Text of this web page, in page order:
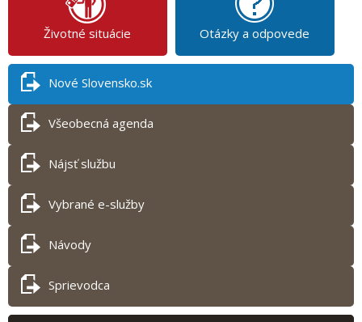
Životné situácie Otázky a odpovede
Nové Slovensko.sk
Všeobecná agenda
Nájsť službu
Vybrané e-služby
Návody
Sprievodca